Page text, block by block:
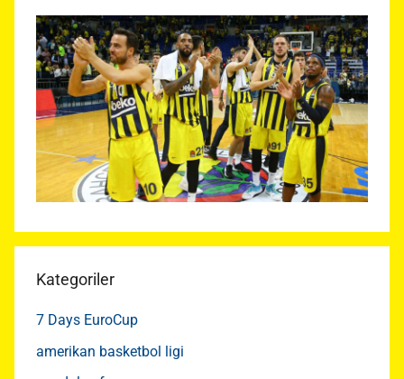
Kategoriler
7 Days EuroCup
amerikan basketbol ligi